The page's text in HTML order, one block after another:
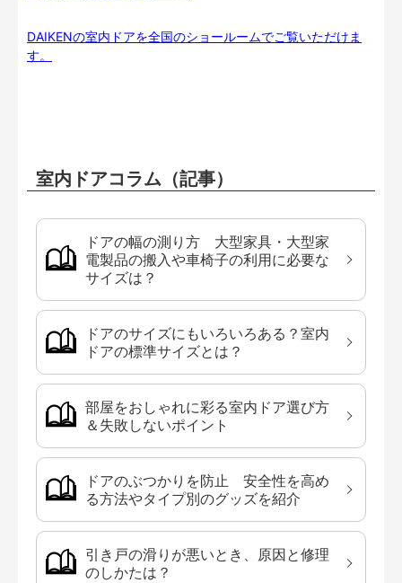
DAIKENの室内ドアを全国のショールームでご覧いただけま
す。
室内ドアコラム（記事）
ドアの幅の測り方 大型家具・大型家
電製品の搬入や車椅子の利用に必要な
サイズは？
ドアのサイズにもいろいろある？室内
ドアの標準サイズとは？
部屋をおしゃれに彩る室内ドア選び方
＆失敗しないポイント
ドアのぶつかりを防止 安全性を高め
る方法やタイプ別のグッズを紹介
引き戸の滑りが悪いとき、原因と修理
のしかたは？